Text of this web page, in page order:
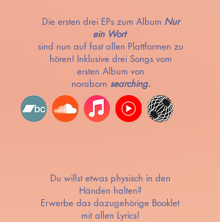
Die ersten drei EPs zum Album Nur
ein Wort
sind nun auf fast allen Plattformen zu
hören! Inklusive drei Songs vom
ersten Album von
noraborn searching.
Du willst etwas physisch in den
Händen halten?
Erwerbe das dazugehörige Booklet
mit allen Lyrics!